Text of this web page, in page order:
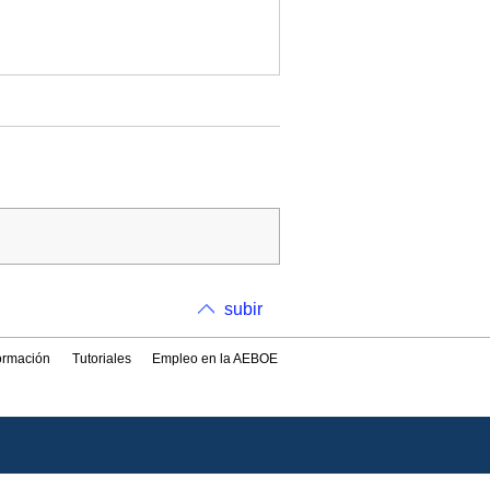
subir
Tutoriales Empleo en la AEBOE